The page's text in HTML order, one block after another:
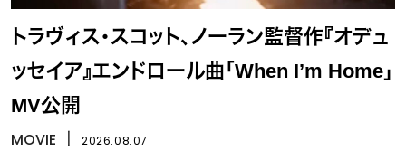
トラヴィス・スコット、ノーラン監督作『オデュ
ッセイア』エンドロール曲「When I’m Home」
MV公開
MOVIE 2026.08.07